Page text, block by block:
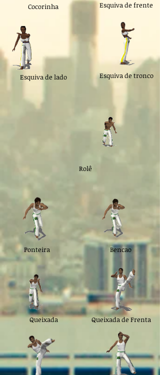
Cocorinha
Esquiva de lado
Esquiva de frente
Esquiva de tronco
Rolê
Ponteira
Queixada
Bencao
Queixada de Frenta